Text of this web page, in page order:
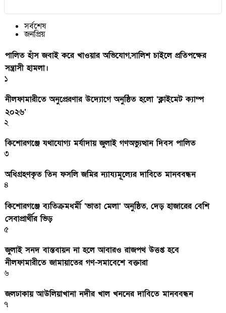
সর্বশেষ
জনপ্রিয়
পালিত হাঁস জবাই করে খাওয়ার অভিযোগ,সালিশ চাইলে প্রতিপক্ষের
সন্ত্রাসী হামলা।
১
নীলফামারীতে অনুপ্রেরণার উদ্যোগে অনুষ্ঠিত হলো ‘ক্লাইমেট ক্যাম্প
২০২৬’
২
কিশোরগঞ্জে যথাযোগ্য মর্যাদায় জুলাই গণঅভ্যুত্থান দিবস পালিত
৩
অধিগ্রহণকৃত তিন ফসলি জমির ন্যায্যমূল্যের দাবিতে মানববন্ধন
৪
কিশোরগঞ্জে ব্যতিক্রমধর্মী ‘ভাতা মেলা’ অনুষ্ঠিত, দেড় হাজারের বেশি
সেবাপ্রার্থীর ভিড়
৫
জুলাই সনদ বাস্তবায়ন না হলে আবারও রাজপথ উত্তপ্ত হবে
নীলফামারীতে জামায়াতের গণ-সমাবেশে বক্তারা
৬
জলঢাকায় আউলিয়াখানা নদীর খাল খননের দাবিতে মানববন্ধন
৭